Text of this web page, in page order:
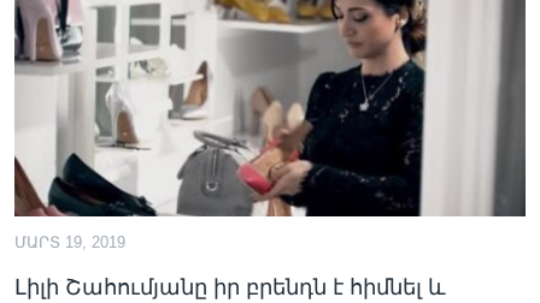
ՄԱՐՏ 19, 2019
Լիլի Շահումյանը իր բրենդն է հիմնել և